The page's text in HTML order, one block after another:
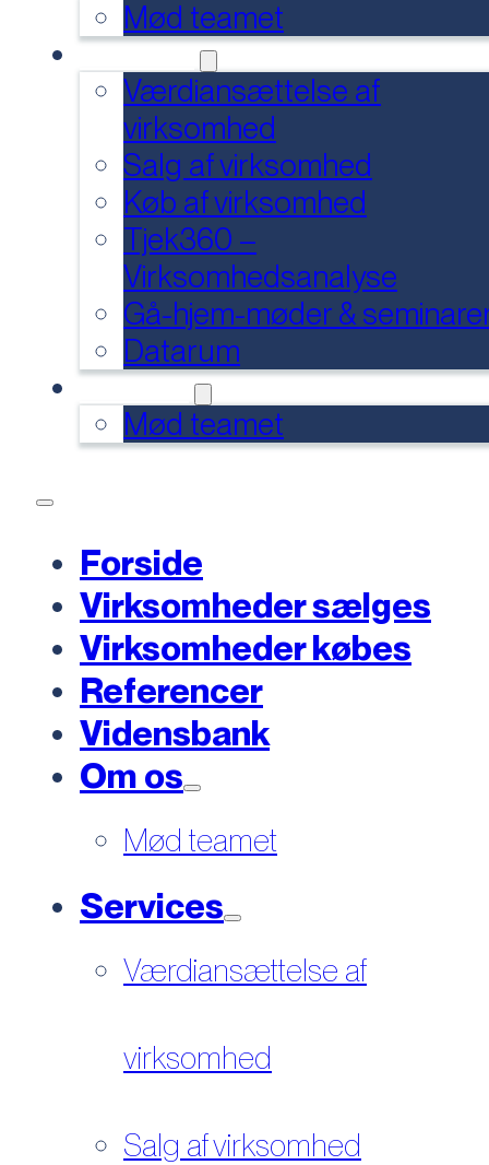
Mød teamet
Værdiansættelse af
virksomhed
Salg af virksomhed
Køb af virksomhed
Tjek360 –
Virksomhedsanalyse
Gå-hjem-møder &
Datarum
Mød teamet
Forside
Virksomheder sælges
Virksomheder købes
Referencer
Vidensbank
Om os
Mød teamet
Services
Værdiansættelse af
virksomhed
Salg af virksomhed